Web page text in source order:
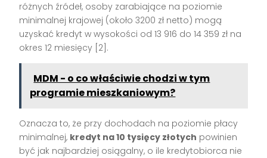
różnych źródeł, osoby zarabiające na poziomie
minimalnej krajowej (około 3200 zł netto) mogą
uzyskać kredyt w wysokości od 13 916 do 14 359 zł na
okres 12 miesięcy [2].
MDM - o co właściwie chodzi w tym
programie mieszkaniowym?
Oznacza to, że przy dochodach na poziomie płacy
minimalnej, kredyt na 10 tysięcy złotych powinien
być jak najbardziej osiągalny, o ile kredytobiorca nie